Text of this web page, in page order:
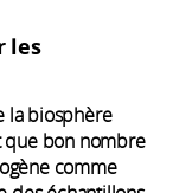
les
la biosphère
que bon nombre
comme